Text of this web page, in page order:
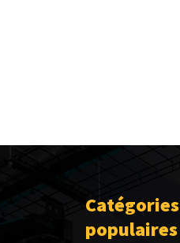
Catégories
populaires